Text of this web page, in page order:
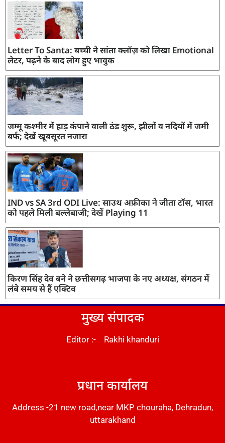
Letter To Santa: बच्ची ने सांता क्लॉज़ को लिखा Emotional
लेटर, पढ़ने के बाद लोग हुए भावुक
जम्मू कश्मीर में हाड़ कंपाने वाली ठंड शुरू, झीलों व नदियों में जमी
बर्फ; देखें खूबसूरत नजारा
IND vs SA 3rd ODI Live: साउथ अफ्रीका ने जीता टॉस, भारत
को पहले मिली बल्लेबाजी; देखें Playing 11
किरण सिंह देव बने ने छत्तीसगढ़ भाजपा के नए अध्यक्ष, संगठन में
लंबे समय से हैं एक्टिव
मुख्य संपादक
Editor :- Rakhi khanduri
प्रधान कार्यालय
Address -21 new road,near MKP chouraha, Dehradun,
uttarakhand